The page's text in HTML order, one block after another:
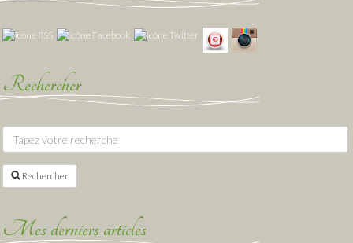
Rechercher
Rechercher
Mes derniers articles